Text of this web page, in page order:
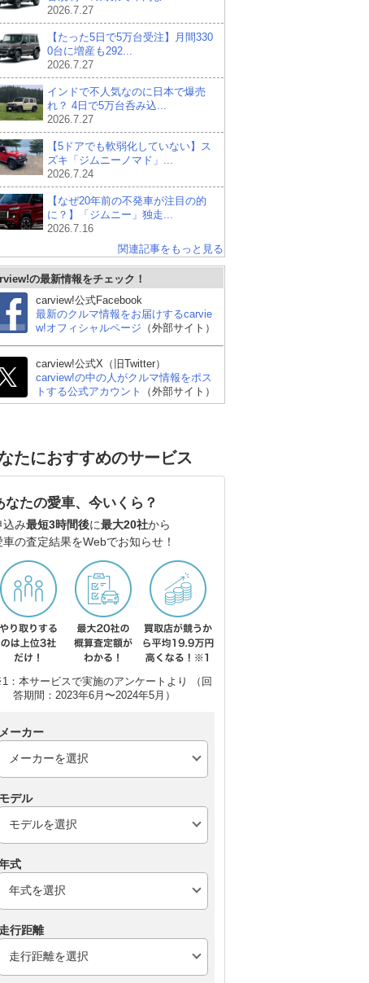
トヨタ ライズ
2026.7.27
【たった5日で5万台受注】月間330
0台に増産も292...
2026.7.27
インドで不人気なのに日本で爆売
れ？ 4日で5万台呑み込...
2026.7.27
【5ドアでも軟弱化していない】ス
ズキ「ジムニーノマド」...
2026.7.24
【なぜ20年前の不発車が注目の的
に？】「ジムニー」独走...
2026.7.16
関連記事をもっと見る
の最新情報をチェック！
carview!公式Facebook
最新のクルマ情報をお届けするcarvie
w!オフィシャルページ （外部サイト）
carview!公式X（旧Twitter）
carview!の中の人がクルマ情報をポス
トする公式アカウント
（外部サイト）
たにおすすめのサービス
なたの愛車、今いくら？
込み最短3時間後に最大20社から
車の査定結果をWebでお知らせ！
：本サービスで実施のアンケートより （回
答期間：2023年6月〜2024年5月）
メーカー
モデル
式
走行距離